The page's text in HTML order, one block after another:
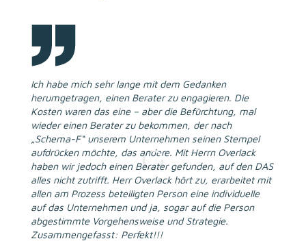
Ich habe mich sehr lange mit dem Gedanken
herumgetragen, einen Berater zu engagieren. Die
Kosten waren das eine – aber die Befürchtung, mal
wieder einen Berater zu bekommen, der nach
„Schema-F“ unserem Unternehmen seinen Stempel
aufdrücken möchte, das andere. Mit Herrn Overlack
haben wir jedoch einen Berater gefunden, auf den DAS
alles nicht zutrifft. Herr Overlack hört zu, erarbeitet mit
allen am Prozess beteiligten Person eine individuelle
auf das Unternehmen und ja, sogar auf die Person
abgestimmte Vorgehensweise und Strategie.
Zusammengefasst: Perfekt!!!